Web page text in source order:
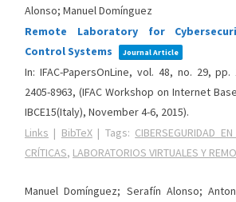
Alonso; Manuel Domínguez
Remote Laboratory for
Control Systems
Journal Article
In: IFAC-PapersOnLine, vol. 48, no. 29,pp.
2405-8963, (IFAC Workshop on Internet
IBCE15(Italy), November 4-6, 2015).
Links | BibTeX| Tags: CIBERSEGURIDAD
CRÍTICAS, LABORATORIOS VIRTUALES Y
Manuel Domínguez; Serafín Alonso;